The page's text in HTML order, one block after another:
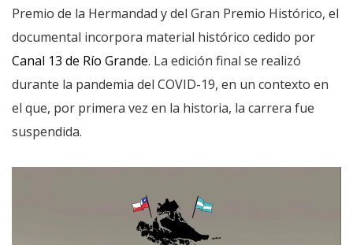
Premio de la Hermandad y del Gran Premio Histórico, el
documental incorpora material histórico cedido por
Canal 13 de Río Grande. La edición final se realizó
durante la pandemia del COVID-19, en un contexto en
el que, por primera vez en la historia, la carrera fue
suspendida.